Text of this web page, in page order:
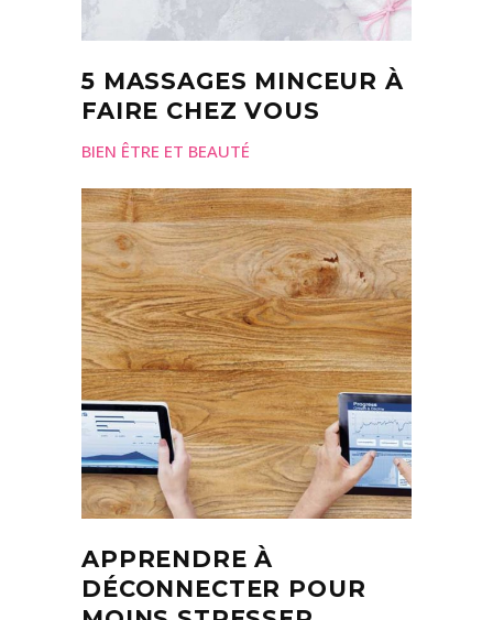
5 MASSAGES MINCEUR À
FAIRE CHEZ VOUS
BIEN ÊTRE ET BEAUTÉ
APPRENDRE À
DÉCONNECTER POUR